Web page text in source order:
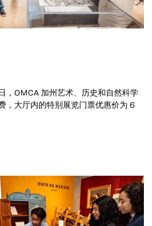
，OMCA 加州艺术、历史和自然科学
，大厅内的特别展览门票优惠价为 6